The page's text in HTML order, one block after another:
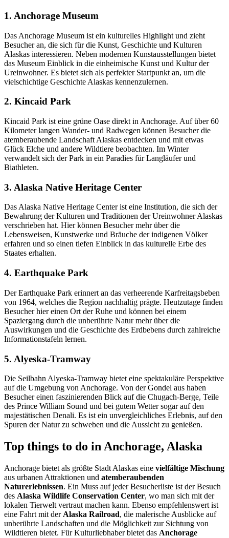
1. Anchorage Museum
Das Anchorage Museum ist ein kulturelles Highlight und zieht
Besucher an, die sich für die Kunst, Geschichte und Kulturen
Alaskas interessieren. Neben modernen Kunstausstellungen bietet
das Museum Einblick in die einheimische Kunst und Kultur der
Ureinwohner. Es bietet sich als perfekter Startpunkt an, um die
vielschichtige Geschichte Alaskas kennenzulernen.
2. Kincaid Park
Kincaid Park ist eine grüne Oase direkt in Anchorage. Auf über 60
Kilometer langen Wander- und Radwegen können Besucher die
atemberaubende Landschaft Alaskas entdecken und mit etwas
Glück Elche und andere Wildtiere beobachten. Im Winter
verwandelt sich der Park in ein Paradies für Langläufer und
Biathleten.
3. Alaska Native Heritage Center
Das Alaska Native Heritage Center ist eine Institution, die sich der
Bewahrung der Kulturen und Traditionen der Ureinwohner Alaskas
verschrieben hat. Hier können Besucher mehr über die
Lebensweisen, Kunstwerke und Bräuche der indigenen Völker
erfahren und so einen tiefen Einblick in das kulturelle Erbe des
Staates erhalten.
4. Earthquake Park
Der Earthquake Park erinnert an das verheerende Karfreitagsbeben
von 1964, welches die Region nachhaltig prägte. Heutzutage finden
Besucher hier einen Ort der Ruhe und können bei einem
Spaziergang durch die unberührte Natur mehr über die
Auswirkungen und die Geschichte des Erdbebens durch zahlreiche
Informationstafeln lernen.
5. Alyeska-Tramway
Die Seilbahn Alyeska-Tramway bietet eine spektakuläre Perspektive
auf die Umgebung von Anchorage. Von der Gondel aus haben
Besucher einen faszinierenden Blick auf die Chugach-Berge, Teile
des Prince William Sound und bei gutem Wetter sogar auf den
majestätischen Denali. Es ist ein unvergleichliches Erlebnis, auf den
Spuren der Natur zu schweben und die Aussicht zu genießen.
Top things to do in Anchorage, Alaska
Anchorage bietet als größte Stadt Alaskas eine vielfältige Mischung
aus urbanen Attraktionen und atemberaubenden
Naturerlebnissen. Ein Muss auf jeder Besucherliste ist der Besuch
des Alaska Wildlife Conservation Center, wo man sich mit der
lokalen Tierwelt vertraut machen kann. Ebenso empfehlenswert ist
eine Fahrt mit der Alaska Railroad, die malerische Ausblicke auf
unberührte Landschaften und die Möglichkeit zur Sichtung von
Wildtieren bietet. Für Kulturliebhaber bietet das Anchorage